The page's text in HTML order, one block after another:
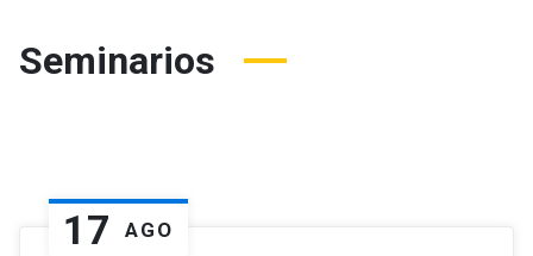
Seminarios
17 AGO